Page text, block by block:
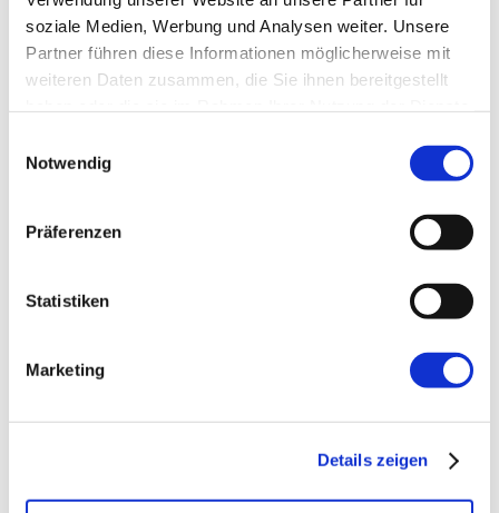
soziale Medien, Werbung und Analysen weiter. Unsere
Partner führen diese Informationen möglicherweise mit
weiteren Daten zusammen, die Sie ihnen bereitgestellt
Notwendig
Präferenzen
Statistiken
Marketing
Details zeigen
E-Mail-Adresse
Website
Architecture Fitness Functions